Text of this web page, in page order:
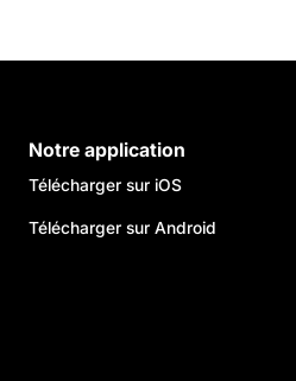
Notre application
Télécharger sur iOS
Télécharger sur Android